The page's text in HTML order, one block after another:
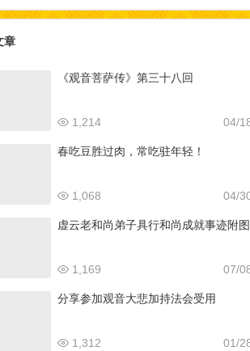
章
《观音菩萨传》第三十八回
04/
1,214
春吃豆胜过肉，常吃驻年轻！
04/
1,068
虚云老和尚弟子具行和尚成就事迹附图
07/
1,169
分享参加观音大悲加持法会受用
01/
1,312